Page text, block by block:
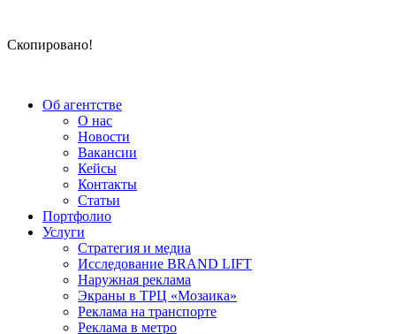
Скопировано!
Об агентстве
О нас
Новости
Вакансии
Кейсы
Контакты
Статьи
Портфолио
Услуги
Стратегия и медиа
Исследование BRAND LIFT
Наружная реклама
Экраны в ТРЦ «Мозаика»
Реклама на транспорте
Реклама в метро